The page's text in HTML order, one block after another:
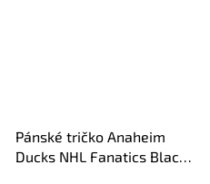
Pánské tričko Anaheim
Ducks NHL Fanatics Black